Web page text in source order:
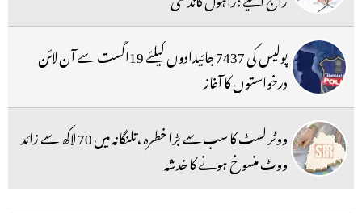
پولیس کی 7437 جائیدادوں کیلئے 19اگست سے آن لائن
درخواستوں کا آغاز
ووٹر لسٹ کا سب سے بڑا خطرہ ،تلنگانہ میں 70 لاکھ سے زائد
ووٹ منسوخ ہونے کا خدشہ